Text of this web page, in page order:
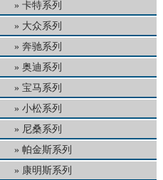
卡特系列
大众系列
奔驰系列
奥迪系列
宝马系列
小松系列
尼桑系列
帕金斯系列
康明斯系列